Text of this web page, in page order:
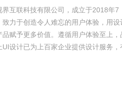
互联科技有限公司，成立于2018年7
力于创造令人难忘的用户体验，用设
赋予更多价值。遵循用户体验至上，
设计已为上百家企业提供设计服务，